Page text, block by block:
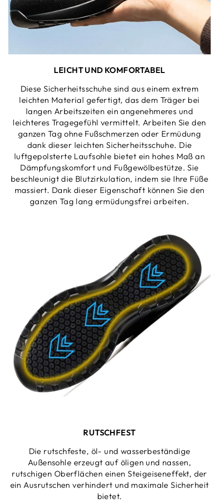
LEICHT UND KOMFORTABEL
Diese Sicherheitsschuhe sind aus einem extrem
leichten Material gefertigt, das dem Träger bei
langen Arbeitszeiten ein angenehmeres und
leichteres Tragegefühl vermittelt. Arbeiten Sie den
ganzen Tag ohne Fußschmerzen oder Ermüdung
dank dieser leichten Sicherheitsschuhe. Die
luftgepolsterte Laufsohle bietet ein hohes Maß an
Dämpfungskomfort und Fußgewölbestütze. Sie
beschleunigt die Blutzirkulation, indem sie Ihre Füße
massiert. Dank dieser Eigenschaft können Sie den
ganzen Tag lang ermüdungsfrei arbeiten.
RUTSCHFEST
Die rutschfeste, öl- und wasserbeständige
Außensohle erzeugt auf öligen und nassen,
rutschigen Oberflächen einen Steigeiseneffekt, der
ein Ausrutschen verhindert und maximale Sicherheit
bietet.